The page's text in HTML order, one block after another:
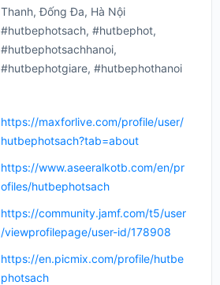
Thanh, Đống Đa, Hà Nội
#hutbephotsach, #hutbephot,
#hutbephotsachhanoi,
#hutbephotgiare, #hutbephothanoi
https://maxforlive.com/profile/user/
hutbephotsach?tab=about
https://www.aseeralkotb.com/en/pr
ofiles/hutbephotsach
https://community.jamf.com/t5/user
/viewprofilepage/user-id/178908
https://en.picmix.com/profile/hutbe
photsach